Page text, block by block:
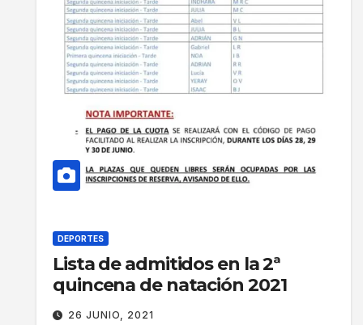
DEPORTES
Lista de admitidos en la 2ª
quincena de natación 2021
26 JUNIO, 2021